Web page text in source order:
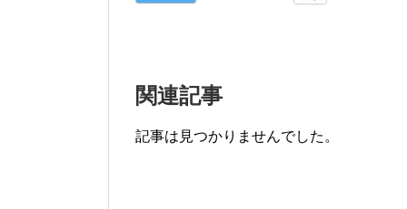
関連記事
記事は見つかりませんでした。